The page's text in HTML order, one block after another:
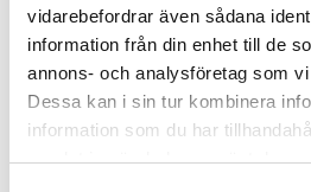
vidarebefordrar även sådana
information från din enhet till de
annons- och analysföretag som
Dessa kan i sin tur kombinera
information som du har
samlat in när du har använt deras